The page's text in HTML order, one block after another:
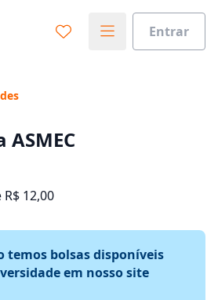
Entrar
12,00
temos bolsas disponíveis
em nosso site